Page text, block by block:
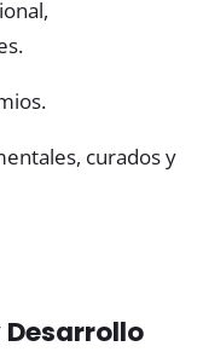
curados y